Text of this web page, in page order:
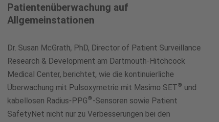
Patientenüberwachung auf
Allgemeinstationen
Dr. Susan McGrath, PhD, Director of Patient Surveillance
Research & Development am Dartmouth-Hitchcock
Medical Center, berichtet, wie die kontinuierliche
Überwachung mit Pulsoxymetrie mit Masimo SET® und
kabellosen Radius-PPG®-Sensoren sowie Patient
SafetyNet nicht nur zu Verbesserungen bei den